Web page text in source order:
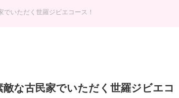
いただく世羅ジビエコース！
な古民家でいただく世羅ジビエコ